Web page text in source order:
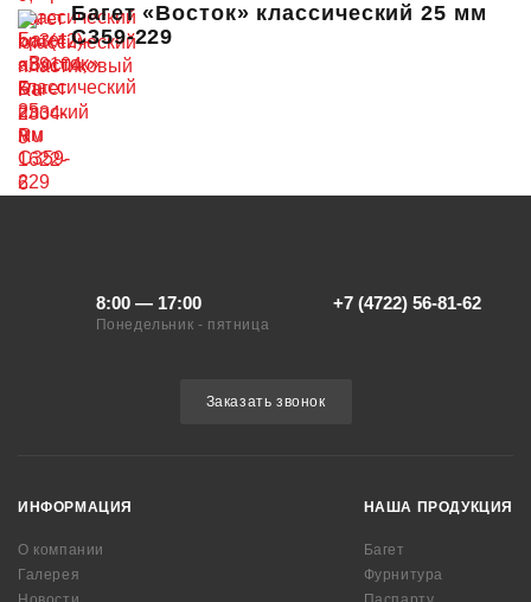
Багет «Восток» классический 25 мм
C359-229
8:00 — 17:00
Понедельник - пятница
+7 (4722) 56-81-62
Заказать звонок
ИНФОРМАЦИЯ
О компании
Галерея
НАША ПРОДУКЦИЯ
Багет
Фурнитура